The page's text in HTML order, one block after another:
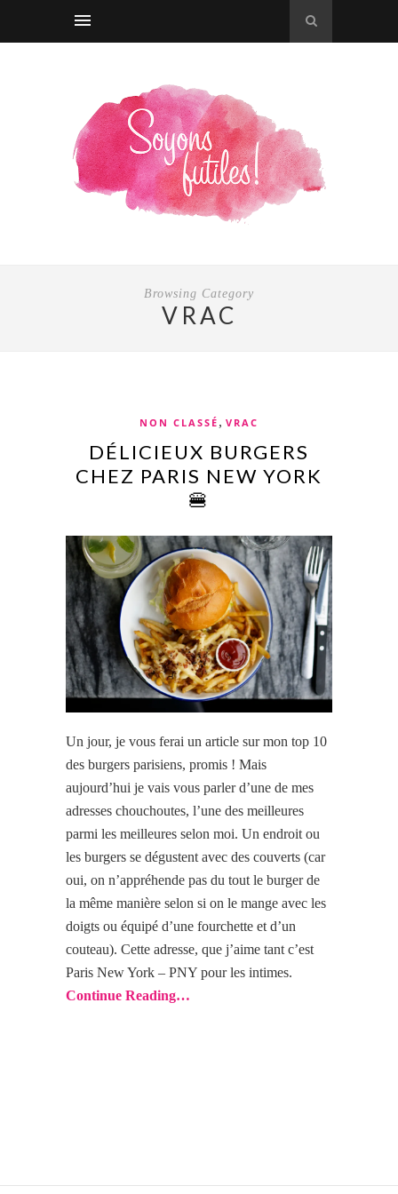
Browsing Category
VRAC
NON CLASSÉ , VRAC
DÉLICIEUX BURGERS
CHEZ PARIS NEW YORK
🍔
Un jour, je vous ferai un article sur mon top 10
des burgers parisiens, promis ! Mais
aujourd’hui je vais vous parler d’une de mes
adresses chouchoutes, l’une des meilleures
parmi les meilleures selon moi. Un endroit ou
les burgers se dégustent avec des couverts (car
oui, on n’appréhende pas du tout le burger de
la même manière selon si on le mange avec les
doigts ou équipé d’une fourchette et d’un
couteau). Cette adresse, que j’aime tant c’est
Paris New York – PNY pour les intimes.
Continue Reading…